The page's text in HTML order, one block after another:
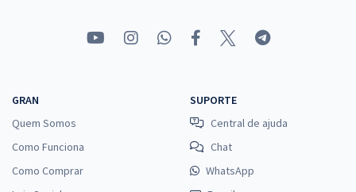
GRAN
Quem Somos
Como Funciona
Como Comprar
SUPORTE
Central de ajuda
Chat
WhatsApp